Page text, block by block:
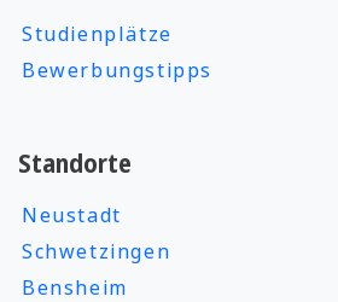
Studienplätze
Bewerbungstipps
Standorte
Neustadt
Schwetzingen
Bensheim